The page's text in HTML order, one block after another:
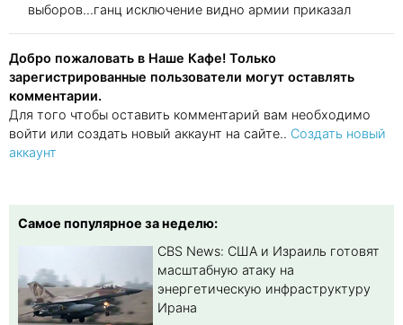
выборов...ганц исключение видно армии приказал
Добро пожаловать в Наше Кафе! Только
зарегистрированные пользователи могут оставлять
комментарии.
Для того чтобы оставить комментарий вам необходимо
войти или создать новый аккаунт на сайте.. Создать новый
аккаунт
Самое популярное за неделю:
CBS News: США и Израиль готовят
масштабную атаку на
энергетическую инфраструктуру
Ирана